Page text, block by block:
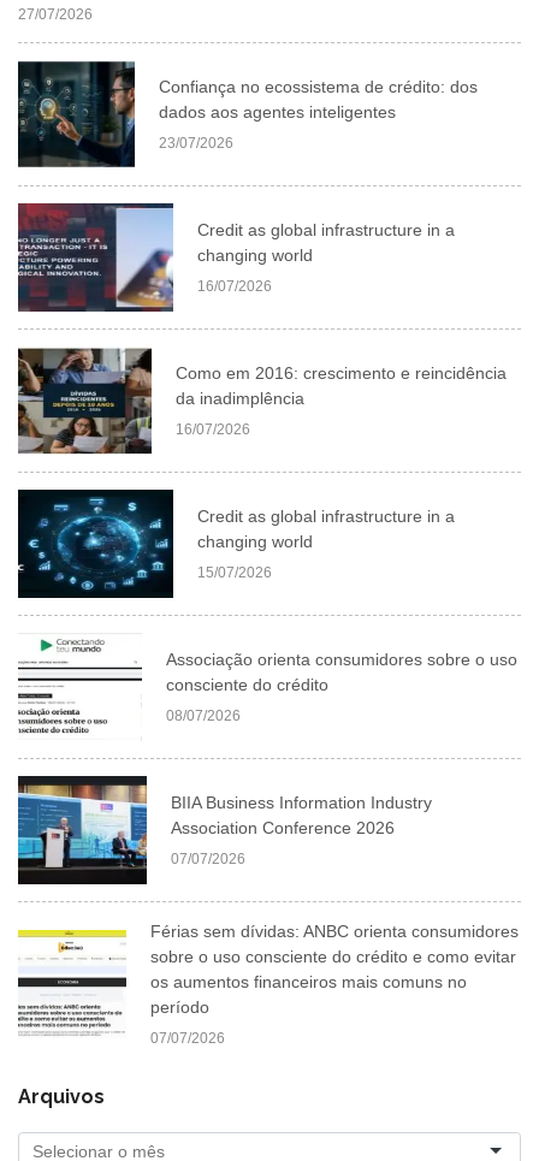
27/07/2026
Confiança no ecossistema de crédito: dos
dados aos agentes inteligentes
23/07/2026
Credit as global infrastructure in a
changing world
16/07/2026
Como em 2016: crescimento e reincidência
da inadimplência
16/07/2026
Credit as global infrastructure in a
changing world
15/07/2026
Associação orienta consumidores sobre o uso
consciente do crédito
08/07/2026
BIIA Business Information Industry
Association Conference 2026
07/07/2026
Férias sem dívidas: ANBC orienta consumidores
sobre o uso consciente do crédito e como evitar
os aumentos financeiros mais comuns no
período
07/07/2026
Arquivos